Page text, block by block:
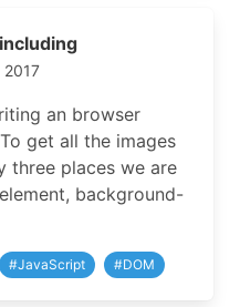
2017
an browser
get all the images
three places we are
background-
#JavaScript #DOM